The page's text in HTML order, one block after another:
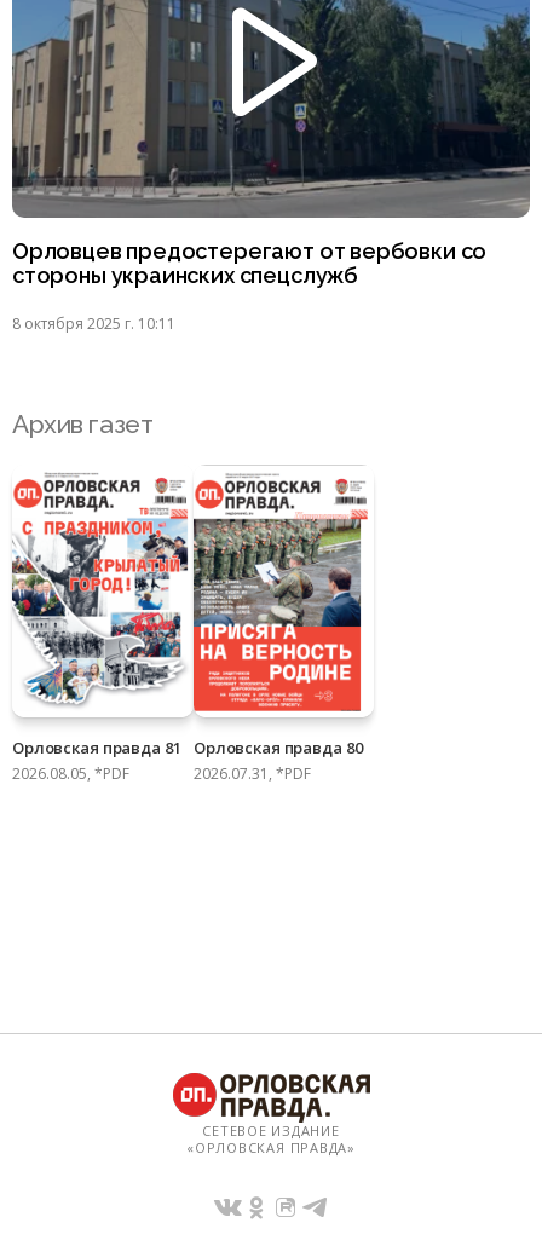
Орловцев предостерегают от вербовки со
стороны украинских спецслужб
8 октября 2025 г. 10:11
Архив газет
Орловская правда 81
2026.08.05, *PDF
Орловская правда 80
2026.07.31, *PDF
СЕТЕВОЕ ИЗДАНИЕ
«ОРЛОВСКАЯ ПРАВДА»